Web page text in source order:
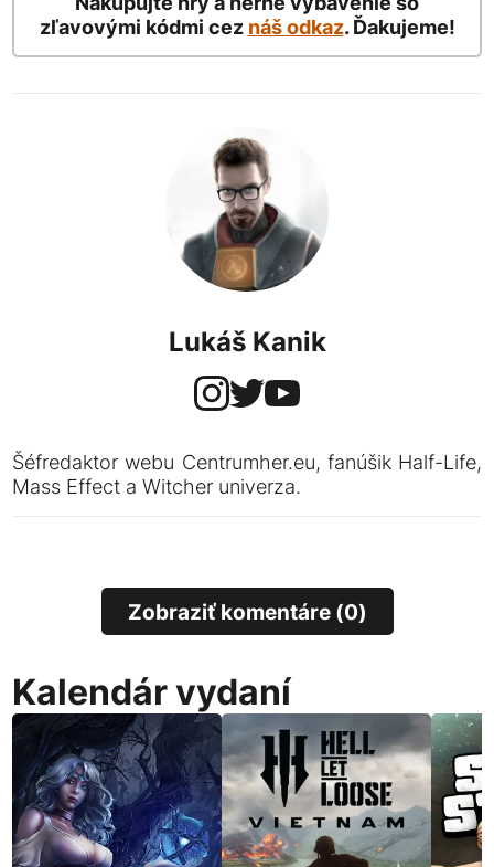
zľavovými kódmi cez náš odkaz. Ďakujeme!
Lukáš Kanik
Šéfredaktor webu Centrumher.eu, fanúšik Half-Life,
Mass Effect a Witcher univerza.
Zobraziť komentáre (0)
Kalendár vydaní